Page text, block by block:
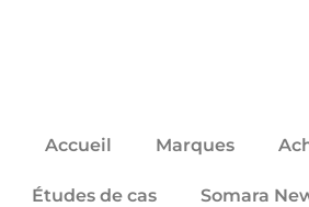
Accueil Marques
Études de cas Somara